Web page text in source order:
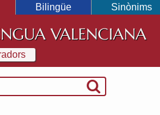
Bilingüe Sinònims
VALENCIANA